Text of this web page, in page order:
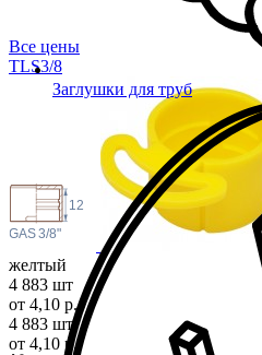
Заглушки для труб
Все цены
TLS3/8
12
GAS3/8"
желтый
4 883 шт
от 4,10 р.
4 883 шт
от 4,10 р.